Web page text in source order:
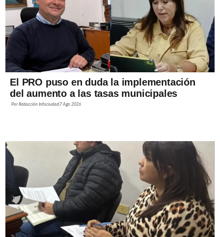
El PRO puso en duda la implementación
del aumento a las tasas municipales
PorRedacción Infociudad 7 Ago 2026